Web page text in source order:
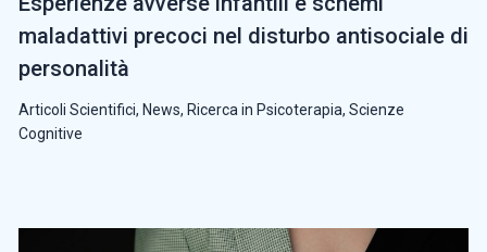
maladattivi precoci nel disturbo antisociale di
personalità
Articoli Scientifici, News, Ricerca in Psicoterapia, Scienze
Cognitive